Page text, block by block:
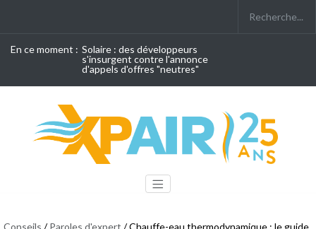
En ce moment : Solaire : des développeurs
s'insurgent contre l'annonce
d'appels d'offres "neutres"